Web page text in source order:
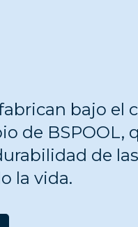
bajo el
de BSPOOL,
de
la vida.